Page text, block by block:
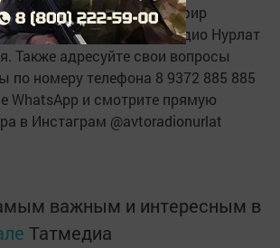
семей. Не пропустите эфир
хочет знать» на Авторадио Нурлат
Также адресуйте свои вопросы
по номеру телефона 8 9372 885 885
WhatsApp и смотрите прямую
в Инстаграм @avtoradionurlat
важным и интересным в
Татмедиа